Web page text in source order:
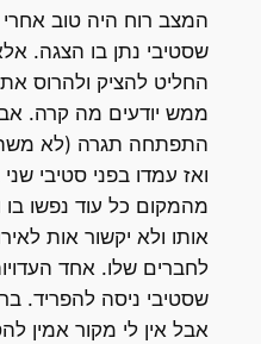
המצב רוח היה טוב אחרי
שסטיבי נתן בו הצגה.
החליט להציק ולהרוס
ממש יודעים מה קרה.
התפתחה תגרה (לא
ואז עמדו בפני סטיבי
מהמקום כל עוד נפשו
אותו ולא יקשור אות
לחברים שלו. אחד
שסטיבי ניסה להפריד.
אבל אין לי מקור אמין